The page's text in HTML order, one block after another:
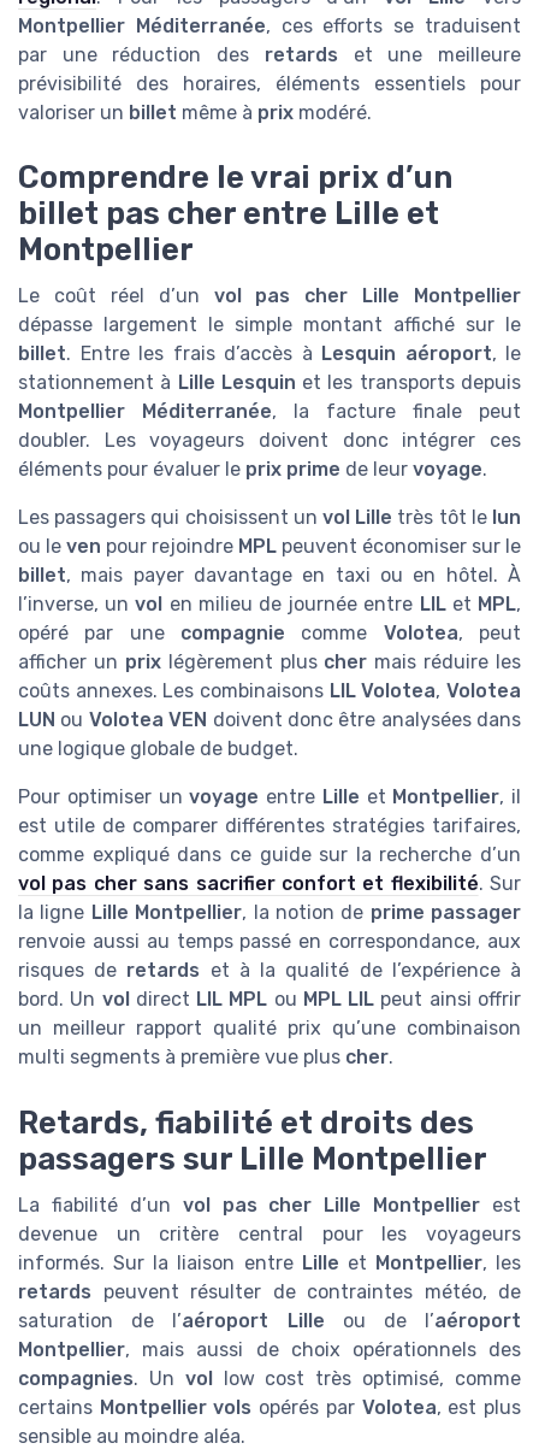
Montpellier Méditerranée, ces efforts se traduisent
par une réduction des retards et une meilleure
prévisibilité des horaires, éléments essentiels pour
valoriser un billet même à prix modéré.
Comprendre le vrai prix d’un
billet pas cher entre Lille et
Montpellier
Le coût réel d’un vol pas cher Lille Montpellier
dépasse largement le simple montant affiché sur le
billet. Entre les frais d’accès à Lesquin aéroport, le
stationnement à Lille Lesquin et les transports depuis
Montpellier Méditerranée, la facture finale peut
doubler. Les voyageurs doivent donc intégrer ces
éléments pour évaluer le prix prime de leur voyage.
Les passagers qui choisissent un vol Lille très tôt le lun
ou le ven pour rejoindre MPL peuvent économiser sur le
billet, mais payer davantage en taxi ou en hôtel. À
l’inverse, unvol en milieu de journée entre LILet MPL,
opéré par une compagnie comme Volotea, peut
afficher un prixlégèrement plus cher mais réduire les
coûts annexes. Les combinaisons LIL Volotea,Volotea
LUN ou Volotea VEN doivent donc être analysées dans
une logique globale de budget.
Pour optimiser unvoyage entre Lille et Montpellier, il
est utile de comparer différentes stratégies tarifaires,
comme expliqué dans ce guide sur la recherche d’un
vol pas cher sans sacrifier confort et flexibilité. Sur
la ligne Lille Montpellier, la notion de prime passager
renvoie aussi au temps passé en correspondance, aux
risques de retards et à la qualité de l’expérience à
bord. Un vol direct LIL MPL ou MPL LIL peut ainsi offrir
un meilleur rapport qualité prix qu’une combinaison
multi segments à première vue plus cher.
Retards, fiabilité et droits des
passagers sur Lille Montpellier
La fiabilité d’un vol pas cher Lille Montpellier est
devenue un critère central pour les voyageurs
informés. Sur la liaison entre Lille et Montpellier, les
retards peuvent résulter de contraintes météo, de
saturation de l’aéroport Lille ou de l’aéroport
Montpellier, mais aussi de choix opérationnels des
compagnies. Un vollow cost très optimisé, comme
certains Montpellier vols opérés par Volotea, est plus
sensible au moindre aléa.